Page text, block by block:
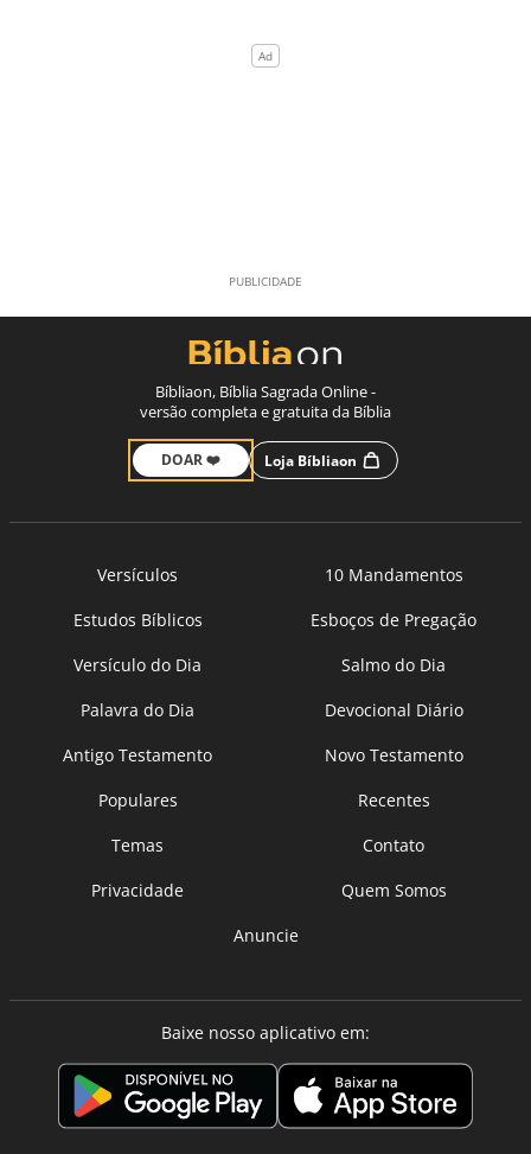
Bíbliaon, Bíblia Sagrada Online -
versão completa e gratuita da Bíblia
DOAR ❤️ Loja Bíbliaon
Versículos
10 Mandamentos
Estudos Bíblicos
Esboços de Pregação
Versículo do Dia
Salmo do Dia
Palavra do Dia
Devocional Diário
Antigo Testamento
Novo Testamento
Populares
Recentes
Temas
Contato
Privacidade
Quem Somos
Anuncie
Baixe nosso aplicativo em: